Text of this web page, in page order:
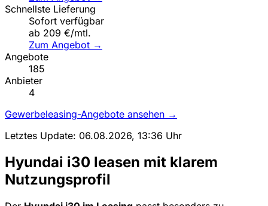
Schnellste Lieferung
Sofort verfügbar
ab 209 €/mtl.
Zum Angebot →
Angebote
185
Anbieter
4
Gewerbeleasing-Angebote ansehen →
Letztes Update: 06.08.2026, 13:36 Uhr
Hyundai i30 leasen mit klarem
Nutzungsprofil